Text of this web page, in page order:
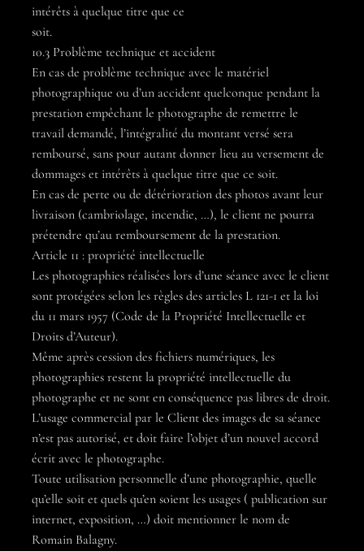
intérêts à quelque titre que ce
soit.
10.3 Problème technique et accident
En cas de problème technique avec le matériel
photographique ou d’un accident quelconque pendant la
prestation empêchant le photographe de remettre le
travail demandé, l’intégralité du montant versé sera
remboursé, sans pour autant donner lieu au versement de
dommages et intérêts à quelque titre que ce soit.
En cas de perte ou de détérioration des photos avant leur
livraison (cambriolage, incendie, …), le client ne pourra
prétendre qu’au remboursement de la prestation.
Article 11 : propriété intellectuelle
Les photographies réalisées lors d’une séance avec le client
sont protégées selon les règles des articles L 121-1 et la loi
du 11 mars 1957 (Code de la Propriété Intellectuelle et
Droits d’Auteur).
Même après cession des fichiers numériques, les
photographies restent la propriété intellectuelle du
photographe et ne sont en conséquence pas libres de droit.
L’usage commercial par le Client des images de sa séance
n’est pas autorisé, et doit faire l’objet d’un nouvel accord
écrit avec le photographe.
Toute utilisation personnelle d’une photographie, quelle
qu’elle soit et quels qu’en soient les usages ( publication sur
internet, exposition, …) doit mentionner le nom de
Romain Balagny.